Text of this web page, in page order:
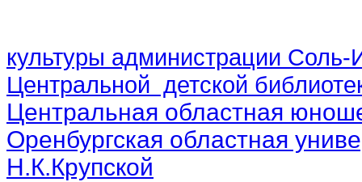
культуры администрации Соль-
Центральной детской
Центральная областная
Оренбургская областная
Н.К.Крупской